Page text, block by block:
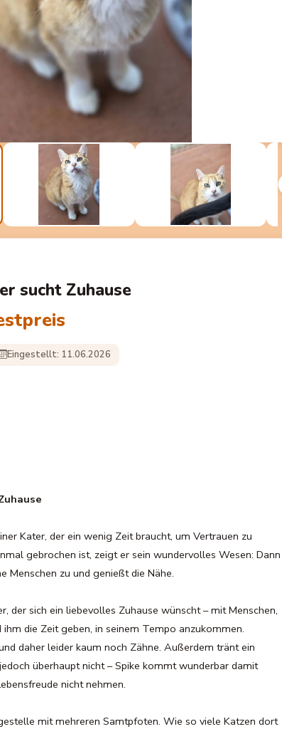
sucht Zuhause
Eingestellt: 11.06.2026
Kater, der ein wenig Zeit braucht, um Vertrauen zu
gebrochen ist, zeigt er sein wundervolles Wesen: Dann
Menschen zu und genießt die Nähe.
der sich ein liebevolles Zuhause wünscht – mit Menschen,
ihm die Zeit geben, in seinem Tempo anzukommen.
daher leider kaum noch Zähne. Außerdem tränt ein
überhaupt nicht – Spike kommt wunderbar damit
nicht nehmen.
mit mehreren Samtpfoten. Wie so viele Katzen dort